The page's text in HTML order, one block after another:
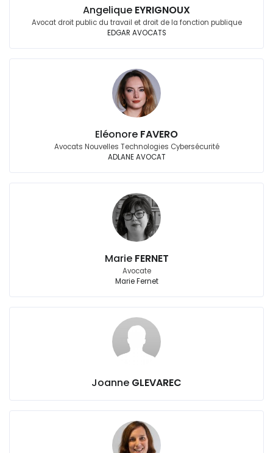
Angelique EYRIGNOUX
Avocat droit public du travail et droit de la fonction publique
EDGAR AVOCATS
Eléonore FAVERO
Avocats Nouvelles Technologies Cybersécurité
ADLANE AVOCAT
Marie FERNET
Avocate
Marie Fernet
Joanne GLEVAREC